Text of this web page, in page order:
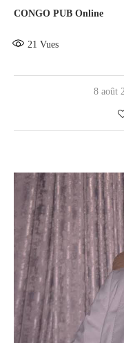
CONGO PUB Online
21 Vues
8 août